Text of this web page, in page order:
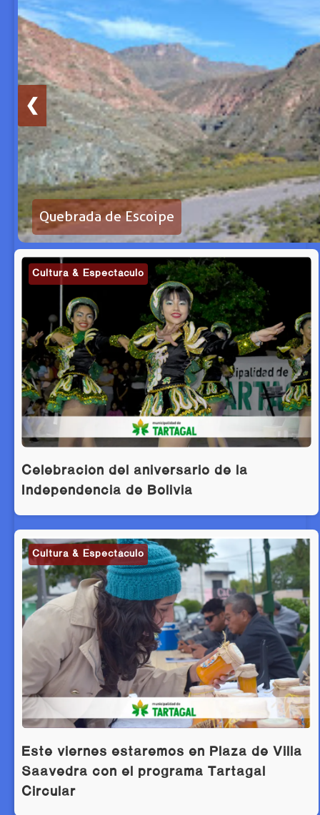
Quebrada de Escoipe
❮
Cultura & Espectáculo
Celebración del aniversario de la
Independencia de Bolivia
Cultura & Espectáculo
Este viernes estaremos en Plaza de Villa
Saavedra con el programa Tartagal
Circular